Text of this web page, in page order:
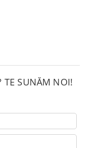
TE SUNĂM NOI!